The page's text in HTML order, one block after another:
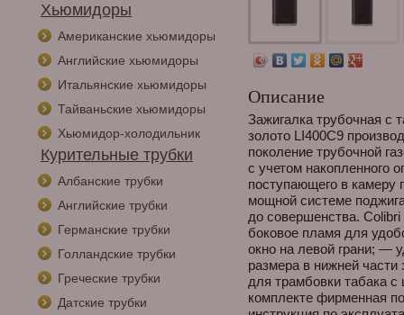
Хьюмидоры
Американские хьюмидоры
Английские хьюмидоры
Итальянские хьюмидоры
Тайваньские хьюмидоры
Хьюмидор-холодильник
Курительные трубки
Албанские трубки
Английские трубки
Германские трубки
Голландские трубки
Греческие трубки
Датские трубки
Описание
Зажигалка трубочная с
золото LI400C9
поколение трубочной
с учетом накопленного
поступающего в камеру
мощной системе
до совершенства.
боковое пламя для
окно на левой грани; —
размера в нижней
для трамбовки табака
комплекте фирменная